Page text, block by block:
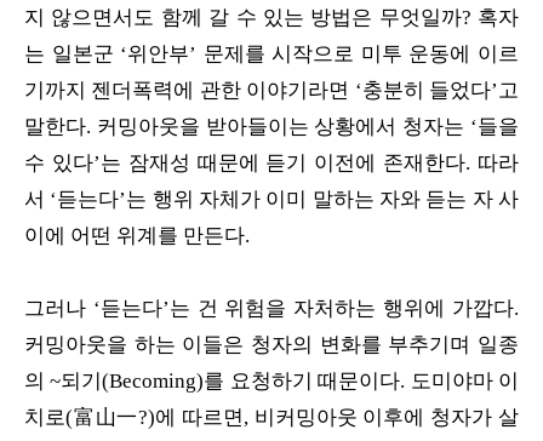
지 않으면서도 함께 갈 수 있는 방법은 무엇일까? 혹자
는 일본군 ‘위안부’ 문제를 시작으로 미투 운동에 이르
기까지 젠더폭력에 관한 이야기라면 ‘충분히 들었다’고
말한다. 커밍아웃을 받아들이는 상황에서 청자는 ‘들을
수 있다’는 잠재성 때문에 듣기 이전에 존재한다. 따라
서 ‘듣는다’는 행위 자체가 이미 말하는 자와 듣는 자 사
이에 어떤 위계를 만든다.
그러나 ‘듣는다’는 건 위험을 자처하는 행위에 가깝다.
커밍아웃을 하는 이들은 청자의 변화를 부추기며 일종
의 ~되기(Becoming)를 요청하기 때문이다. 도미야마 이
치로(富山一?)에 따르면, 비커밍아웃 이후에 청자가 살